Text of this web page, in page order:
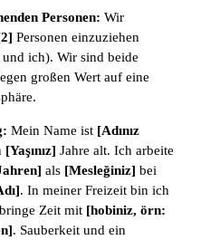
Personen: Wir
Personen einzuziehen
und ich). Wir sind beide
großen Wert auf eine
Mein Name ist [Adınız
[Yaşınız] Jahre alt. Ich arbeite
als [Mesleğiniz] bei
. In meiner Freizeit bin ich
Zeit mit [hobiniz, örn:
. Sauberkeit und ein